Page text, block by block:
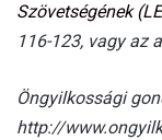
Szövetségének
116-123, vagy az
Öngyilkossági
http://